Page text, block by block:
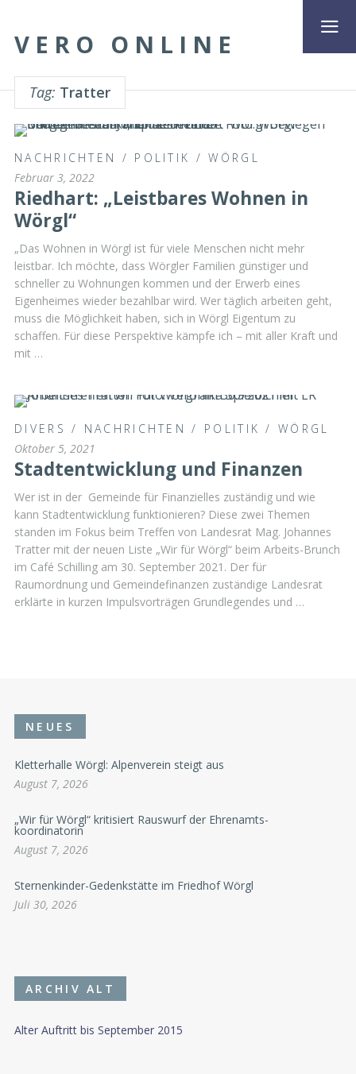
VERO ONLINE
Tag: Tratter
NACHRICHTEN / POLITIK /WÖRGL
Februar 3, 2022
Riedhart: „Leistbares Wohnen in
Wörgl“
„Das Wohnen in Wörgl ist für viele Menschen nicht mehr
leistbar. Ich möchte, dass Wörgler Familien günstiger und
schneller zu Wohnungen kommen und der Erwerb eines
Eigenheimes wieder bezahlbar wird. Wer täglich arbeiten geht,
muss die Möglichkeit haben, sich in Wörgl Eigentum zu
schaffen. Für diese Perspektive kämpfe ich – mit aller Kraft und
mit …
DIVERS / NACHRICHTEN / POLITIK /WÖRGL
Oktober 5, 2021
Stadtentwicklung und Finanzen
Wer ist in der Gemeinde für Finanzielles zuständig und wie
kann Stadtentwicklung funktionieren? Diese zwei Themen
standen im Fokus beim Treffen von Landesrat Mag. Johannes
Tratter mit der neuen Liste „Wir für Wörgl“ beim Arbeits-Brunch
im Café Schilling am 30. September 2021. Der für
Raumordnung und Gemeindefinanzen zuständige Landesrat
erklärte in kurzen Impulsvorträgen Grundlegendes und …
NEUES
Kletterhalle Wörgl: Alpenverein steigt aus
August 7, 2026
„Wir für Wörgl“ kritisiert Rauswurf der Ehrenamts-
koordinatorin
August 7, 2026
Sternenkinder-Gedenkstätte im Friedhof Wörgl
Juli 30, 2026
ARCHIV ALT
Alter Auftritt bis September 2015